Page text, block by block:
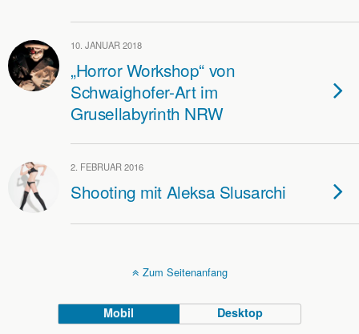
10. JANUAR 2018
„Horror Workshop“ von
Schwaighofer-Art im
Grusellabyrinth NRW
2. FEBRUAR 2016
Shooting mit Aleksa Slusarchi
Zum Seitenanfang
Mobil Desktop